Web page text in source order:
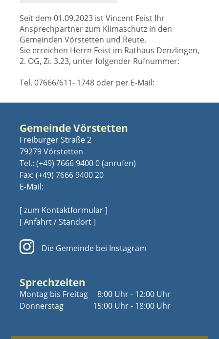
Seit dem 01.09.2023 ist Vincent Feist Ihr
Ansprechpartner zum Klimaschutz in den
Gemeinden Vörstetten und Reute.
Sie erreichen Herrn Feist im Rathaus Denzlingen,
2. OG, Zi. 3.23, unter folgender Rufnummer:
Tel. 07666/611- 1748 oder per E-Mail:
Gemeinde Vörstetten
Freiburger Straße 2
79279 Vörstetten
Tel.: (+49) 7666 9400 0
Fax: (+49) 7666 9400 20
E-Mail:
[ zum Kontaktformular ]
[ Anfahrt / Standort ]
Die Gemeinde bei Instagram
Sprechzeiten
Montag bis Freitag
Donnerstag
8:00 Uhr - 12:00 Uhr
15:00 Uhr - 18:00 Uhr